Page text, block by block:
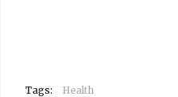
Tags: Health